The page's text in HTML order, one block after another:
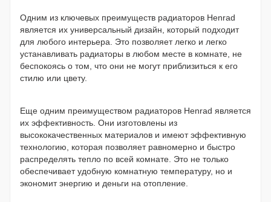
Одним из ключевых преимуществ радиаторов Henrad
является их универсальный дизайн, который подходит
для любого интерьера. Это позволяет легко и легко
устанавливать радиаторы в любом месте в комнате, не
беспокоясь о том, что они не могут приблизиться к его
стилю или цвету.
Еще одним преимуществом радиаторов Henrad является
их эффективность. Они изготовлены из
высококачественных материалов и имеют эффективную
технологию, которая позволяет равномерно и быстро
распределять тепло по всей комнате. Это не только
обеспечивает удобную комнатную температуру, но и
экономит энергию и деньги на отопление.